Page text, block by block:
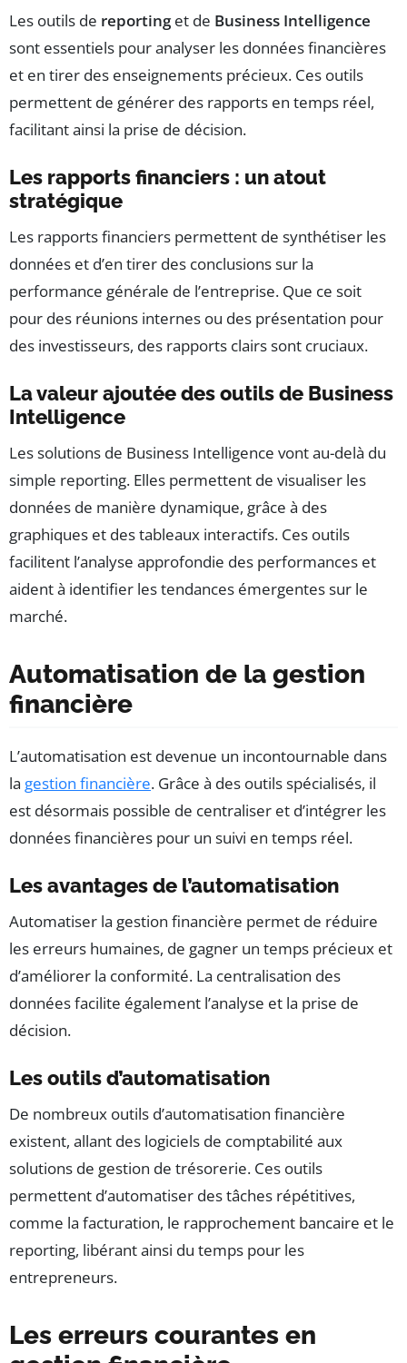
Les outils de reportinget de Business Intelligence
sont essentiels pour analyser les données financières
et en tirer des enseignements précieux. Ces outils
permettent de générer des rapports en temps réel,
facilitant ainsi la prise de décision.
Les rapports financiers : un atout
stratégique
Les rapports financiers permettent de synthétiser les
données et d’en tirer des conclusions sur la
performance générale de l’entreprise. Que ce soit
pour des réunions internes ou des présentation pour
des investisseurs, des rapports clairs sont cruciaux.
La valeur ajoutée des outils de Business
Intelligence
Les solutions de Business Intelligence vont au-delà du
simple reporting. Elles permettent de visualiser les
données de manière dynamique, grâce à des
graphiques et des tableaux interactifs. Ces outils
facilitent l’analyse approfondie des performances et
aident à identifier les tendances émergentes sur le
marché.
Automatisation de la gestion
financière
L’automatisation est devenue un incontournable dans
la gestion financière. Grâce à des outils spécialisés, il
est désormais possible de centraliser et d’intégrer les
données financières pour un suivi en temps réel.
Les avantages de l’automatisation
Automatiser la gestion financière permet de réduire
les erreurs humaines, de gagner un temps précieux et
d’améliorer la conformité. La centralisation des
données facilite également l’analyse et la prise de
décision.
Les outils d’automatisation
De nombreux outils d’automatisation financière
existent, allant des logiciels de comptabilité aux
solutions de gestion de trésorerie. Ces outils
permettent d’automatiser des tâches répétitives,
comme la facturation, le rapprochement bancaire et le
reporting, libérant ainsi du temps pour les
entrepreneurs.
Les erreurs courantes en